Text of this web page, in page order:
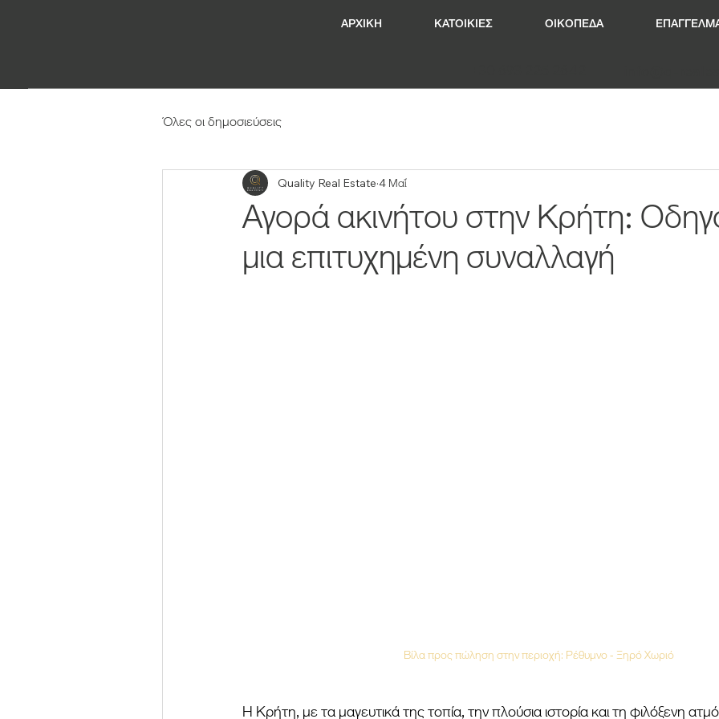
ΑΡΧΙΚΗ ΚΑΤΟΙΚΙΕΣ ΟΙΚΟΠΕΔΑ
Όλες οι δημοσιεύσεις
Αγορά ακινήτου στην Κρήτη:
μια επιτυχημένη συναλλαγή
Quality Real Estate 4 Μαΐ
Βίλα προς πώληση στην περιοχή: Ρέθυμνο - Ξηρό Χωριό
Η Κρήτη, με τα μαγευτικά της τοπία, την πλούσια ιστορία και τη φιλόξενη